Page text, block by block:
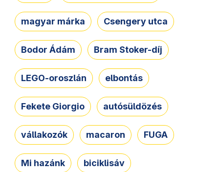
magyar márka Csengery utca
Bodor Ádám Bram Stoker-díj
LEGO-oroszlán elbontás
Fekete Giorgio autósüldözés
vállakozók macaron FUGA
Mi hazánk biciklisáv